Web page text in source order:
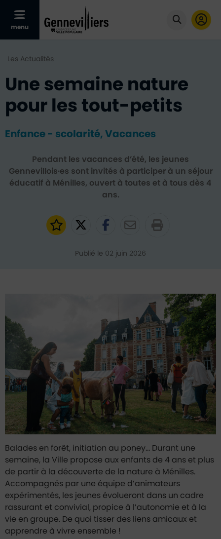
Afficher le menu mobile
menu Cliquer
Les Actualités
Une semaine nature
pour les tout-petits
Enfance - scolarité, Vacances
Pendant les vacances d’été, les jeunes
Gennevillois·es sont invités à participer à un séjour
éducatif à Ménilles, ouvert à toutes et à tous dès 4
ans.
Ajouter aux favoris
Partager sur Twitter
Partager sur
Partager par
Publié le 02 juin 2026
Contenu de l'événement
Balades en forêt, initiation au poney… Durant une
semaine, la Ville propose aux enfants de 4 ans et plus
de partir à la découverte de la nature à Ménilles.
Accompagnés par une équipe d’animateurs
expérimentés, les jeunes évolueront dans un cadre
rassurant et convivial, propice à l’autonomie et à la
vie en groupe. De quoi tisser des liens amicaux et
apprendre à vivre ensemble !